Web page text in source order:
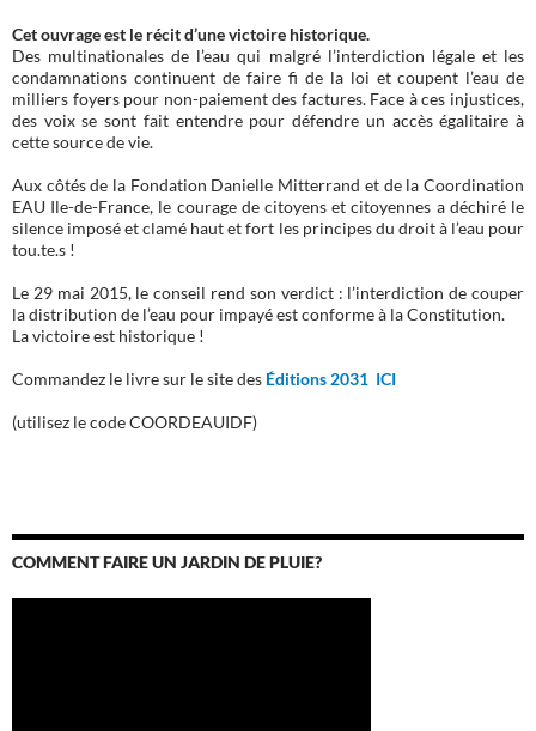
Cet ouvrage est le récit d’une victoire historique.
Des multinationales de l’eau qui malgré l’interdiction légale et les
condamnations continuent de faire fi de la loi et coupent l’eau de
milliers foyers pour non-paiement des factures. Face à ces injustices,
des voix se sont fait entendre pour défendre un accès égalitaire à
cette source de vie.
Aux côtés de la Fondation Danielle Mitterrand et de la Coordination
EAU Ile-de-France, le courage de citoyens et citoyennes a déchiré le
silence imposé et clamé haut et fort les principes du droit à l’eau pour
tou.te.s !
Le 29 mai 2015, le conseil rend son verdict : l’interdiction de couper
la distribution de l’eau pour impayé est conforme à la Constitution.
La victoire est historique !
Commandez le livre sur le site des Éditions 2031 ICI
(utilisez le code COORDEAUIDF)
COMMENT FAIRE UN JARDIN DE PLUIE?